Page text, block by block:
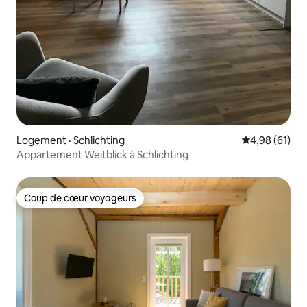
Logement · Schlichting Note
4,98 (61)
Appartement Weitblick à Schlichting
Coup de cœur voyageurs
Coup de cœur voyageurs